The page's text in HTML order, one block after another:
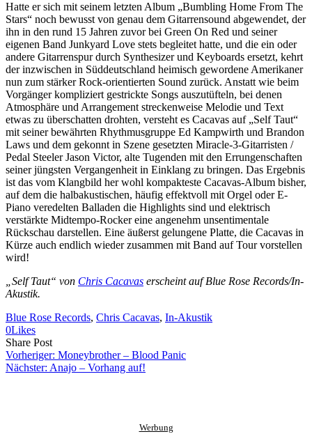
Facebook
to
clipboard
via
eMail
Hatte er sich mit seinem letzten Album „Bumbling Home From The
Stars“ noch bewusst von genau dem Gitarrensound abgewendet, der
ihn in den rund 15 Jahren zuvor bei Green On Red und seiner
eigenen Band Junkyard Love stets begleitet hatte, und die ein oder
andere Gitarrenspur durch Synthesizer und Keyboards ersetzt, kehrt
der inzwischen in Süddeutschland heimisch gewordene Amerikaner
nun zum stärker Rock-orientierten Sound zurück. Anstatt wie beim
Vorgänger kompliziert gestrickte Songs auszutüfteln, bei denen
Atmosphäre und Arrangement streckenweise Melodie und Text
etwas zu überschatten drohten, versteht es Cacavas auf „Self Taut“
mit seiner bewährten Rhythmusgruppe Ed Kampwirth und Brandon
Laws und dem gekonnt in Szene gesetzten Miracle-3-Gitarristen /
Pedal Steeler Jason Victor, alte Tugenden mit den Errungenschaften
seiner jüngsten Vergangenheit in Einklang zu bringen. Das Ergebnis
ist das vom Klangbild her wohl kompakteste Cacavas-Album bisher,
auf dem die halbakustischen, häufig effektvoll mit Orgel oder E-
Piano veredelten Balladen die Highlights sind und elektrisch
verstärkte Midtempo-Rocker eine angenehm unsentimentale
Rückschau darstellen. Eine äußerst gelungene Platte, die Cacavas in
Kürze auch endlich wieder zusammen mit Band auf Tour vorstellen
wird!
„Self Taut“ von Chris Cacavas erscheint auf Blue Rose Records/In-
Akustik.
Blue Rose Records, Chris Cacavas, In-Akustik
0Likes
Share PostShare
on
Facebook
Copy
URL
to
Send
Link
via
Vorheriger: Moneybrother – Blood Panic
Nächster: Anajo – Vorhang auf!
Werbung